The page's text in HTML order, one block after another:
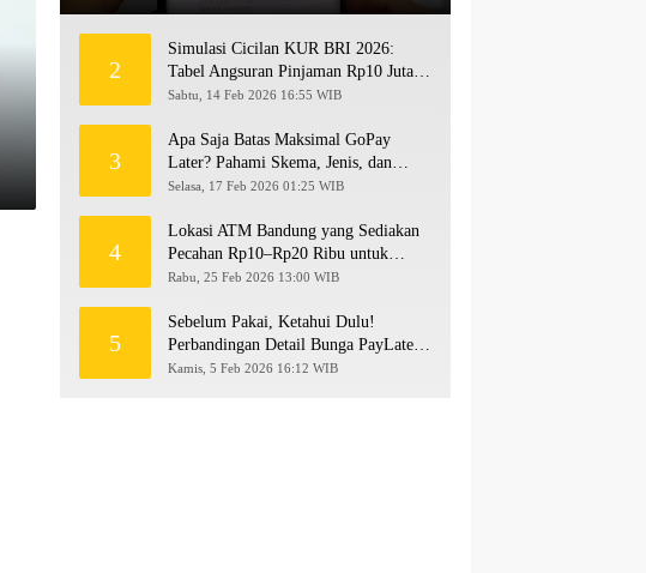
2
Simulasi Cicilan KUR BRI 2026:
Tabel Angsuran Pinjaman Rp10 Juta
hingga Rp500 Juta
Sabtu, 14 Feb 2026 16:55 WIB
3
Apa Saja Batas Maksimal GoPay
Later? Pahami Skema, Jenis, dan
Langkah Upgrade Limit
Selasa, 17 Feb 2026 01:25 WIB
4
Lokasi ATM Bandung yang Sediakan
Pecahan Rp10–Rp20 Ribu untuk
Persiapan THR 2026!
Rabu, 25 Feb 2026 13:00 WIB
5
Sebelum Pakai, Ketahui Dulu!
Perbandingan Detail Bunga PayLater
Kredivo, SPayLater, dan SPinjam
Kamis, 5 Feb 2026 16:12 WIB